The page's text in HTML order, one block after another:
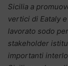
Sicilia a
vertici di Eataly
lavorato sodo
stakeholder
importanti